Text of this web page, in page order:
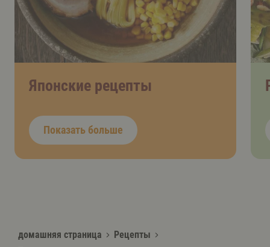
Японские рецепты
Показать больше
домашняя страница
Рецепты